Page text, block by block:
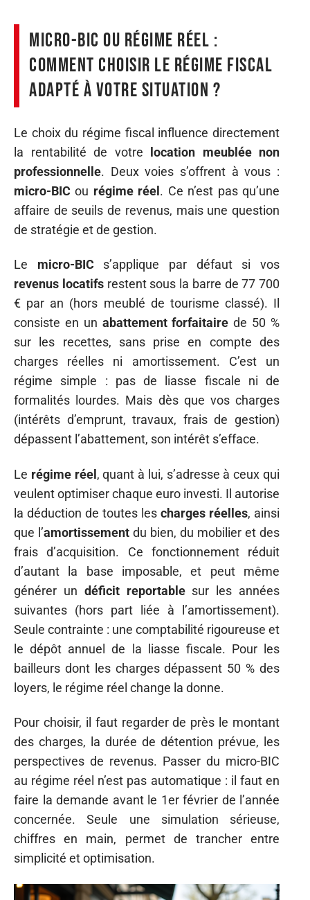
Micro-BIC ou régime réel :
comment choisir le régime fiscal
adapté à votre situation ?
Le choix du régime fiscal influence directement
la rentabilité de votre location meublée non
professionnelle. Deux voies s’offrent à vous :
micro-BIC ou régime réel. Ce n’est pas qu’une
affaire de seuils de revenus, mais une question
de stratégie et de gestion.
Le micro-BICs’applique par défaut si vos
revenus locatifsrestent sous la barre de 77 700
€ par an (hors meublé de tourisme classé). Il
consiste en un abattement forfaitaire de 50 %
sur les recettes, sans prise en compte des
charges réelles ni amortissement. C’est un
régime simple : pas de liasse fiscale ni de
formalités lourdes. Mais dès que vos charges
(intérêts d’emprunt, travaux, frais de gestion)
dépassent l’abattement, son intérêt s’efface.
Le régime réel, quant à lui, s’adresse à ceux qui
veulent optimiser chaque euro investi. Il autorise
la déduction de toutes les charges réelles, ainsi
que l’amortissement du bien, du mobilier et des
frais d’acquisition. Ce fonctionnement réduit
d’autant la base imposable, et peut même
générer un déficit reportablesur les années
suivantes (hors part liée à l’amortissement).
Seule contrainte : une comptabilité rigoureuse et
le dépôt annuel de la liasse fiscale. Pour les
bailleurs dont les charges dépassent 50 % des
loyers, le régime réel change la donne.
Pour choisir, il faut regarder de près le montant
des charges, la durée de détention prévue, les
perspectives de revenus. Passer du micro-BIC
au régime réel n’est pas automatique : il faut en
faire la demande avant le 1er février de l’année
concernée. Seule une simulation sérieuse,
chiffres en main, permet de trancher entre
simplicité et optimisation.